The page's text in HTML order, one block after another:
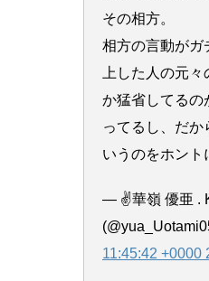
その相方。
相方の言動がガ
上した人の元
か猛省してるの
ってるし、だか
いうのをホント
— ✌️華嶺 優亜 .
11:45:42 +0000